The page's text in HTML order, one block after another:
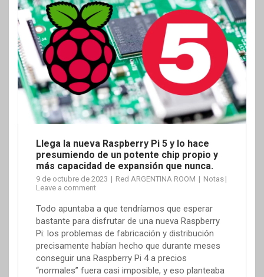
Llega la nueva Raspberry Pi 5 y lo hace
presumiendo de un potente chip propio y
más capacidad de expansión que nunca.
9 de octubre de 2023 Red ARGENTINA ROOM
Notas
Leave a comment
Todo apuntaba a que tendríamos que esperar
bastante para disfrutar de una nueva Raspberry
Pi: los problemas de fabricación y distribución
precisamente habían hecho que durante meses
conseguir una Raspberry Pi 4 a precios
“normales” fuera casi imposible, y eso planteaba